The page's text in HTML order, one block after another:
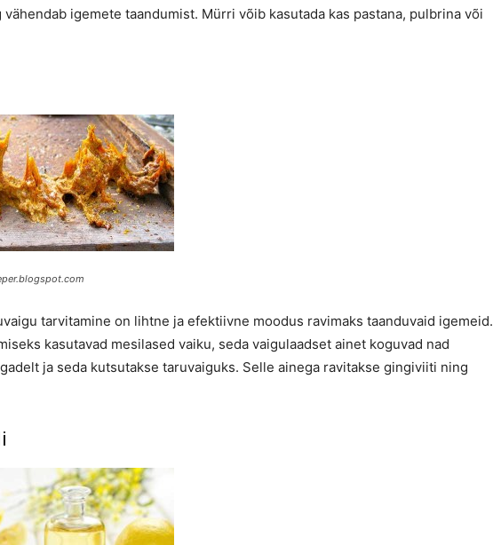
vähendab igemete taandumist. Mürri võib kasutada kas pastana, pulbrina või
tarvitamine on lihtne ja efektiivne moodus ravimaks taanduvaid igemeid.
kasutavad mesilased vaiku, seda vaigulaadset ainet koguvad nad
ja seda kutsutakse taruvaiguks. Selle ainega ravitakse gingiviiti ning